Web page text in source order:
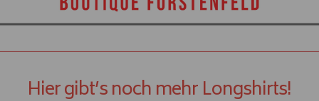
Hier gibt’s noch mehr Longshirts!